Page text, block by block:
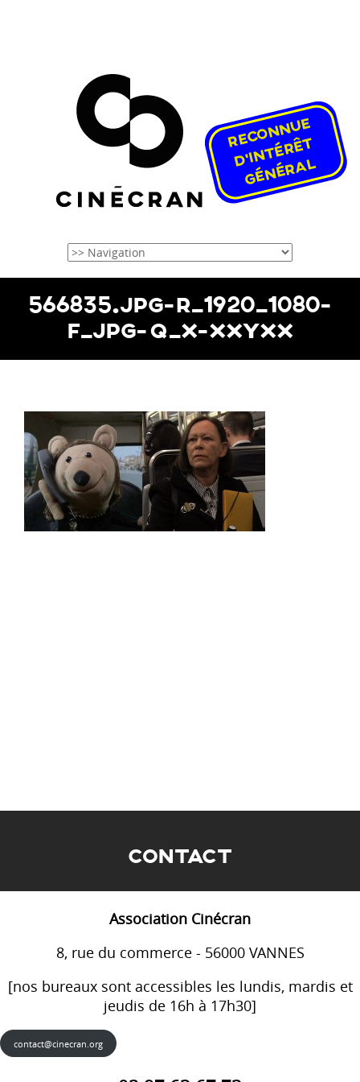
566835.JPG-R_1920_1080-
F_JPG-Q_X-XXYXX
CONTACT
Association Cinécran
8, rue du commerce - 56000 VANNES
[nos bureaux sont accessibles les lundis, mardis et
jeudis de 16h à 17h30]
contact@cinecran.org